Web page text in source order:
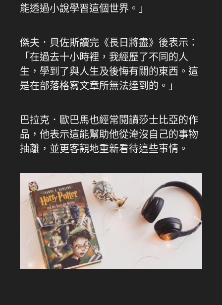
能透過小說學習這個世界。」
傑夫．貝佐斯讀完《長日將盡》後表示：
「在過去十小時裡，我經歷了不同的人
生，學到了與人生及後悔有關的東西。這
是在部落格寫文章所無法達到的。」
巴拉克．歐巴馬也經常閱讀莎士比亞的作
品，他表示這能幫助他從淹沒自己的事物
抽離，並更客觀地重新看待這些事情。